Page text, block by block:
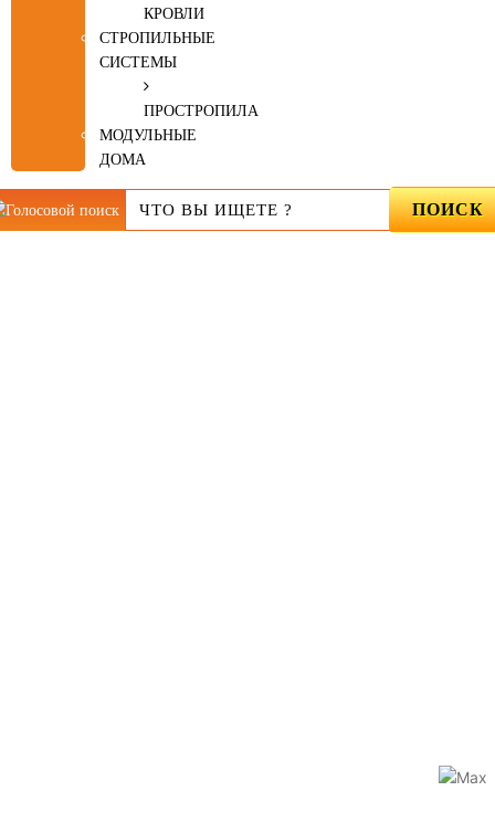
КРОВЛИ
СТРОПИЛЬНЫЕ
СИСТЕМЫ
ПРОСТРОПИЛА
МОДУЛЬНЫЕ
ДОМА
ПОИСК